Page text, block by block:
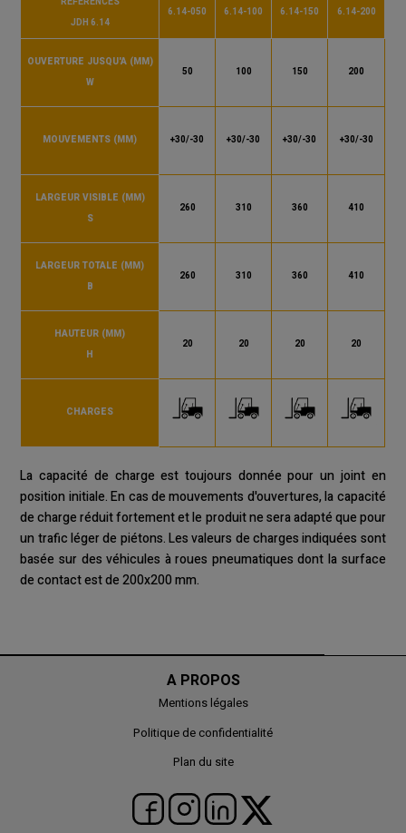
d’écartement, qui’il faudra retirer après avoir positionnné
JDH 6.14
6.14-050 6.14-100 6.14-150 6.14-200
OUVERTURE JUSQU'A (MM)
W
50 100 150 200
MOUVEMENTS (MM) +30/-30 +30/-30 +30/-30 +30/-30
LARGEUR VISIBLE (MM)
S
260 310 360 410
LARGEUR TOTALE (MM)
B
260 310 360 410
HAUTEUR (MM)
H
20 20 20 20
CHARGES
La capacité de charge est toujours donnée pour un joint en
position initiale. En cas de mouvements d'ouvertures, la capacité
de charge réduit fortement et le produit ne sera adapté que pour
un trafic léger de piétons. Les valeurs de charges indiquées sont
basée sur des véhicules à roues pneumatiques dont la surface
de contact est de 200x200 mm.
A PROPOS
Mentions légales
Politique de confidentialité
Plan du site